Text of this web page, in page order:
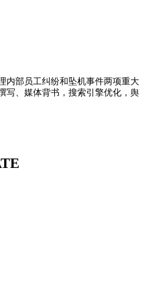
内部员工纠纷和坠机事件两项重大
写、媒体背书，搜索引擎优化，舆